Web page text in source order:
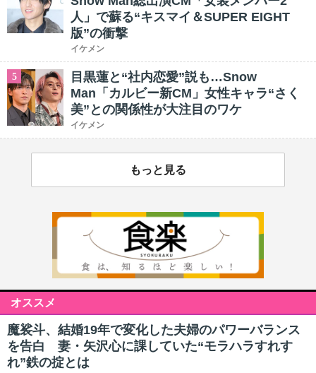
人」で蘇る“キスマイ＆SUPER EIGHT
版”の衝撃
イケメン
5
目黒蓮と“社内恋愛”説も…Snow
Man「カルビー新CM」女性キャラ“さく
美”との関係性が大注目のワケ
イケメン
もっと見る
オススメ
魔裟斗、結婚19年で変化した夫婦のパワーバランス
を告白 妻・矢沢心に課していた“モラハラすれす
れ”鉄の掟とは